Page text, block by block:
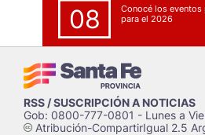
08
Conocé los
para el 2026
RSS / SUSCRIPCIÓN A NOTICIAS
Gob: 0800-777-0801 - Lunes a
cAtribución-CompartirIgual 2.5